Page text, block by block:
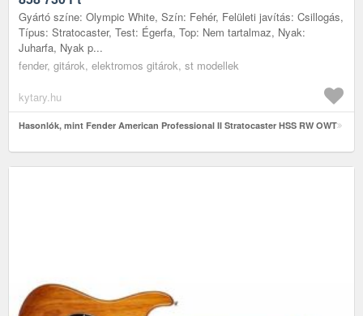
Gyártó színe: Olympic White, Szín: Fehér, Felületi javítás: Csillogás,
Típus: Stratocaster, Test: Égerfa, Top: Nem tartalmaz, Nyak:
Juharfa, Nyak p...
fender, gitárok, elektromos gitárok, st modellek
kytary.hu
Hasonlók, mint Fender American Professional II Stratocaster HSS RW OWT